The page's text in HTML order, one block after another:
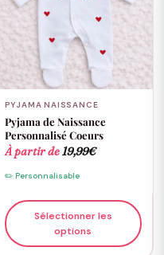
PYJAMA NAISSANCE
Pyjama de Naissance
Personnalisé Coeurs
À partir de19,99€
✏️ Personnalisable
Sélectionner les
options